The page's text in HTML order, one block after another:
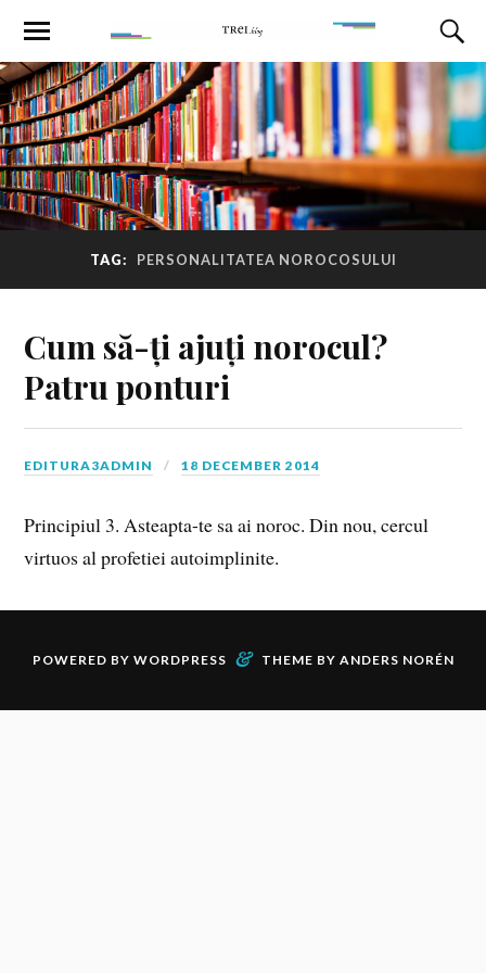
TAG: PERSONALITATEA NOROCOSULUI
Cum să-ți ajuți norocul?
Patru ponturi
EDITURA3ADMIN 18 DECEMBER 2014
Principiul 3. Asteapta-te sa ai noroc. Din nou, cercul
virtuos al profetiei autoimplinite.
POWERED BY WORDPRESS & THEME BY ANDERS NORÉN